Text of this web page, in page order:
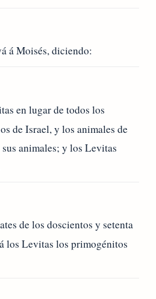
á Moisés, diciendo:
en lugar de todos los
de Israel, y los animales de
animales; y los Levitas
de los doscientos y setenta
los Levitas los primogénitos